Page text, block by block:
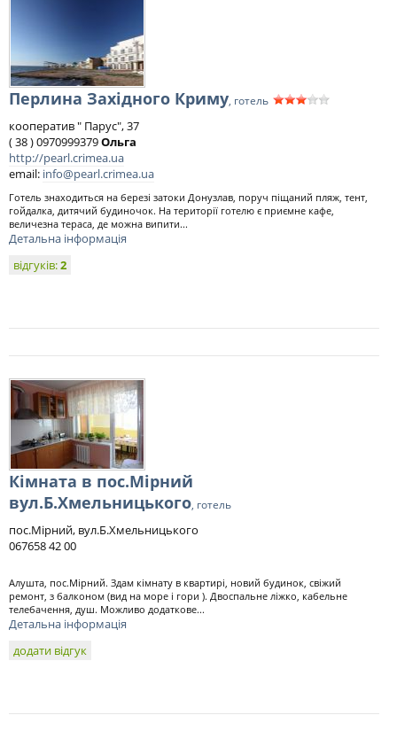
Перлина Західного Криму, готель
кооператив " Парус", 37
( 38 ) 0970999379Ольга
http://pearl.crimea.ua
email: info@pearl.crimea.ua
Готель знаходиться на березі затоки Донузлав, поруч піщаний пляж, тент,
гойдалка, дитячий будиночок. На території готелю є приємне кафе,
величезна тераса, де можна випити...
Детальна інформація
відгуків:2
Кімната в пос.Мірний
вул.Б.Хмельницького, готель
пос.Мірний, вул.Б.Хмельницького
067658 42 00
Алушта, пос.Мірний. Здам кімнату в квартирі, новий будинок, свіжий
ремонт, з балконом (вид на море і гори ). Двоспальне ліжко, кабельне
телебачення, душ. Можливо додаткове...
Детальна інформація
додати відгук